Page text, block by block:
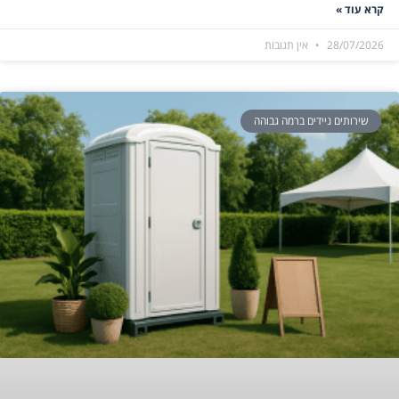
קרא עוד »
28/07/2026 אין תגובות
שירותים ניידים ברמה גבוהה